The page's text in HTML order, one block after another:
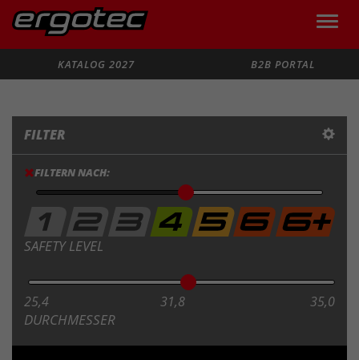
Toggle
KATALOG 2027
B2B PORTAL
FILTER
FILTERN NACH:
SAFETY LEVEL
25,4 31,8 35,0
DURCHMESSER